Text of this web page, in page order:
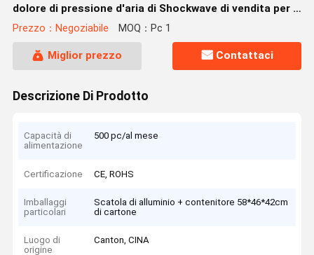
dolore di pressione d'aria di Shockwave di vendita per il
trattamento nero di pain/Ed
Prezzo：Negoziabile MOQ：Pc 1
Miglior prezzo Contattaci
Descrizione Di Prodotto
Capacità di
alimentazione
500 pc/al mese
Certificazione CE, ROHS
Imballaggi
particolari
Scatola di alluminio + contenitore 58*46*42cm
di cartone
Luogo di
origine
Canton, CINA